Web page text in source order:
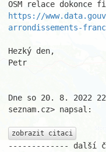
https://
arrondissements-
Hezký den,
Petr
Dne so 20. 8. 2022
seznam.cz> napsal:
zobrazit citaci
------------- další